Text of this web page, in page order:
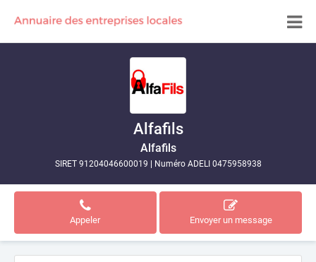
Alfafils
Alfafils
SIRET 91204046600019 Numéro ADELI 0475958938
Appeler Envoyer un message